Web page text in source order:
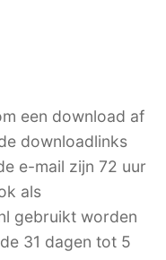
een download af
downloadlinks
e-mail zijn 72 uur
als
gebruikt worden
31 dagen tot 5